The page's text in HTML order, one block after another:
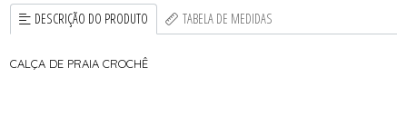
DESCRIÇÃO DO PRODUTO TABELA DE MEDIDAS
CALÇA DE PRAIA CROCHÊ